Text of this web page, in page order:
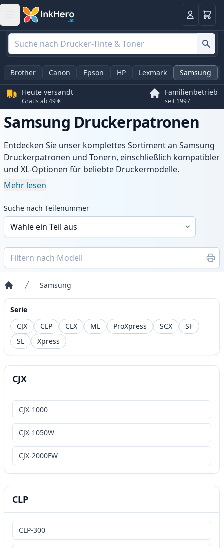
Anmelden
Brother Canon Epson HP Lexmark Samsung
Heute versandt
Gratis ab 49 €
Familienbetrieb
seit 1997
Samsung Druckerpatronen
Entdecken Sie unser komplettes Sortiment an Samsung
Druckerpatronen und Tonern, einschließlich kompatibler
und XL-Optionen für beliebte Druckermodelle.
Profitieren Sie von gleichbleibender Druckqualität,
lokalem Lager in Österreich.
Mehr lesen
Suche nach Teilenummer
Startseite
Samsung
Serie
CJX
CLP CLX ML ProXpress SCX
SF
SL
Xpress
CJX
CJX-1000
CJX-1050W
CJX-2000FW
CLP
CLP-300